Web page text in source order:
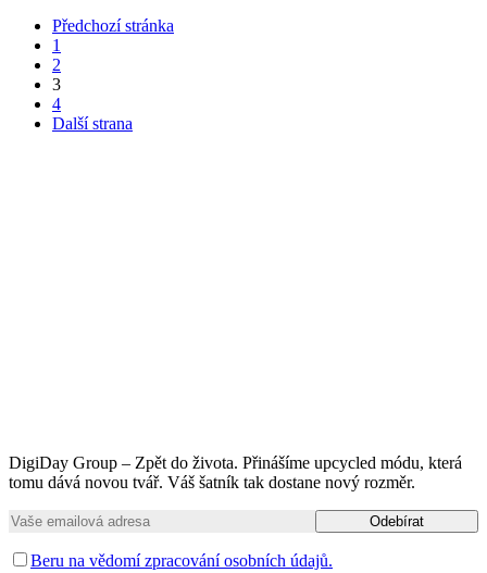
Předchozí stránka
1
2
3
4
Další strana
DigiDay Group – Zpět do života. Přinášíme upcycled módu, která
tomu dává novou tvář. Váš šatník tak dostane nový rozměr.
Beru na vědomí zpracování osobních údajů.